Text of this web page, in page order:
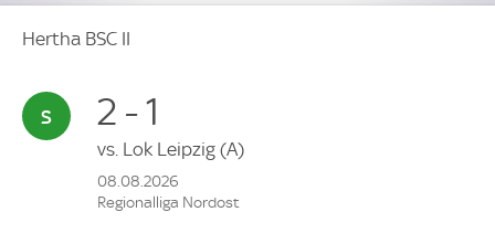
Hertha BSC II
2 - 1
vs. Lok Leipzig (A)
08.08.2026
Regionalliga Nordost